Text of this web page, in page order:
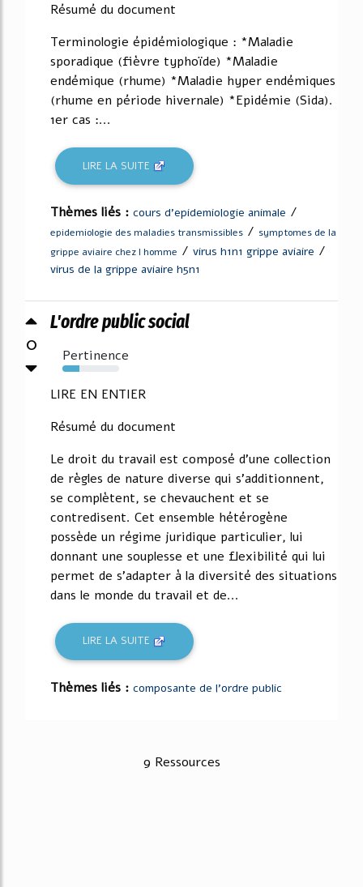
Résumé du document
Terminologie épidémiologique : *Maladie
sporadique (fièvre typhoïde) *Maladie
endémique (rhume) *Maladie hyper endémiques
(rhume en période hivernale) *Epidémie (Sida).
1er cas :...
LIRE LA SUITE
Thèmes liés : cours d'epidemiologie animale /
epidemiologie des maladies transmissibles / symptomes de la
grippe aviaire chez l homme / virus h1n1 grippe aviaire /
virus de la grippe aviaire h5n1
0
L'ordre public social
Pertinence
30%
LIRE EN ENTIER
Résumé du document
Le droit du travail est composé d'une collection
de règles de nature diverse qui s'additionnent,
se complètent, se chevauchent et se
contredisent. Cet ensemble hétérogène
possède un régime juridique particulier, lui
donnant une souplesse et une flexibilité qui lui
permet de s'adapter à la diversité des situations
dans le monde du travail et de...
LIRE LA SUITE
Thèmes liés : composante de l'ordre public
9 Ressources